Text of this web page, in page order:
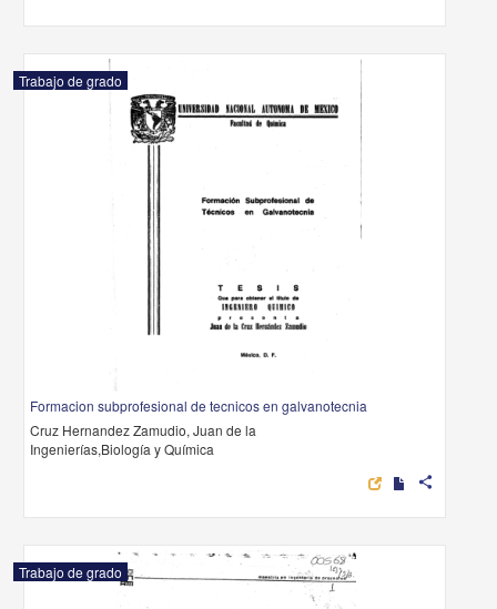
Trabajo de grado
Formacion subprofesional de tecnicos en galvanotecnia
Cruz Hernandez Zamudio, Juan de la
Ingenierías,Biología y Química
share
Trabajo de grado